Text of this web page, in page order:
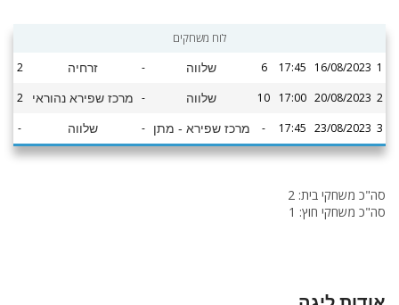
לוח משחקים
1
16/08/2023
17:45
6 שלווה - זרחיה
2
2
20/08/2023
17:00
10 שלווה - מרכז שפירא נהוראי
2
3
23/08/2023
17:45
- מרכז שפירא - מתן - שלווה -
סה"כ משחקי בית: 2
סה"כ משחקי חוץ: 1